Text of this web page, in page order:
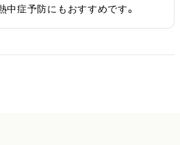
中症予防にもおすすめです。